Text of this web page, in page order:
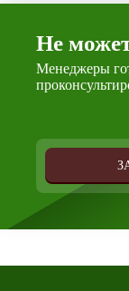
Не
Менеджеры